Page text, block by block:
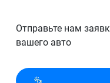
Отправьте нам
вашего авто